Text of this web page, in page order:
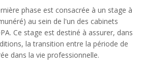
phase est consacrée à un stage à
au sein de l'un des cabinets
Ce stage est destiné à assurer, dans
la transition entre la période de
dans la vie professionnelle.